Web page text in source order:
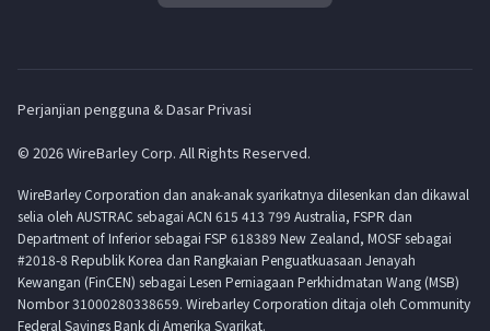
Perjanjian pengguna & Dasar Privasi
© 2026 WireBarley Corp. All Rights Reserved.
WireBarley Corporation dan anak-anak syarikatnya dilesenkan dan dikawal
selia oleh AUSTRAC sebagai ACN 615 413 799 Australia, FSPR dan
Department of Inferior sebagai FSP 618389 New Zealand, MOSF sebagai
#2018-8 Republik Korea dan Rangkaian Penguatkuasaan Jenayah
Kewangan (FinCEN) sebagai Lesen Perniagaan Perkhidmatan Wang (MSB)
Nombor 31000280338659. Wirebarley Corporation ditaja oleh Community
Federal Savings Bank di Amerika Syarikat.